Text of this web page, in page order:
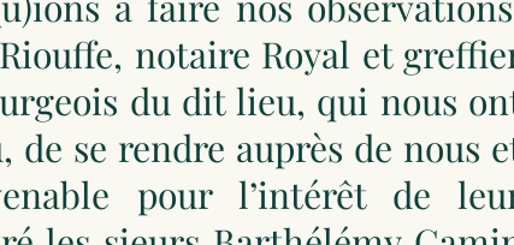
notaire Royal et
du dit lieu, qui nous
se rendre auprès de nous
pour l’intérêt de